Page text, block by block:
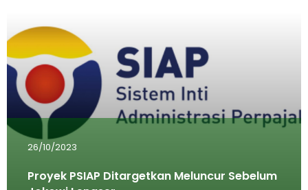
26/10/2023
Proyek PSIAP Ditargetkan Meluncur Sebelum